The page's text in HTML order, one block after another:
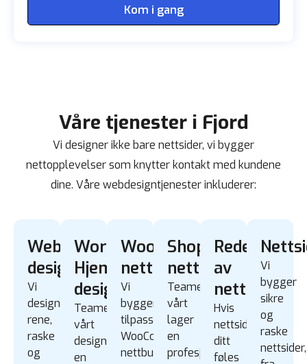
Kom i gang
Våre tjenester i Fjord
Vi designer ikke bare nettsider, vi bygger
nettopplevelser som knytter kontakt med kundene
dine. Våre webdesigntjenester inkluderer:
Webapp
design
Vi
designer
rene,
raske
og
WordPress
Hjemmeside
design
Teamet
vårt
designer
en
WooCommerce
nettbutikk
Vi
bygger
tilpassede
WooCommerce
nettbutikk
Shopify
nettbutikk
Teamet
vårt
lager
en
profesjonell
Redesign
av
nettside
Hvis
nettside
ditt
føles
Vi
bygger
sikre
og
raske
nettsider,